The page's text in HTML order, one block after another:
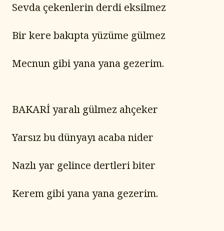
Sevda çekenlerin derdi eksilmez
Bir kere bakıpta yüzüme gülmez
Mecnun gibi yana yana gezerim.
BAKARİ yaralı gülmez ahçeker
Yarsız bu dünyayı acaba nider
Nazlı yar gelince dertleri biter
Kerem gibi yana yana gezerim.